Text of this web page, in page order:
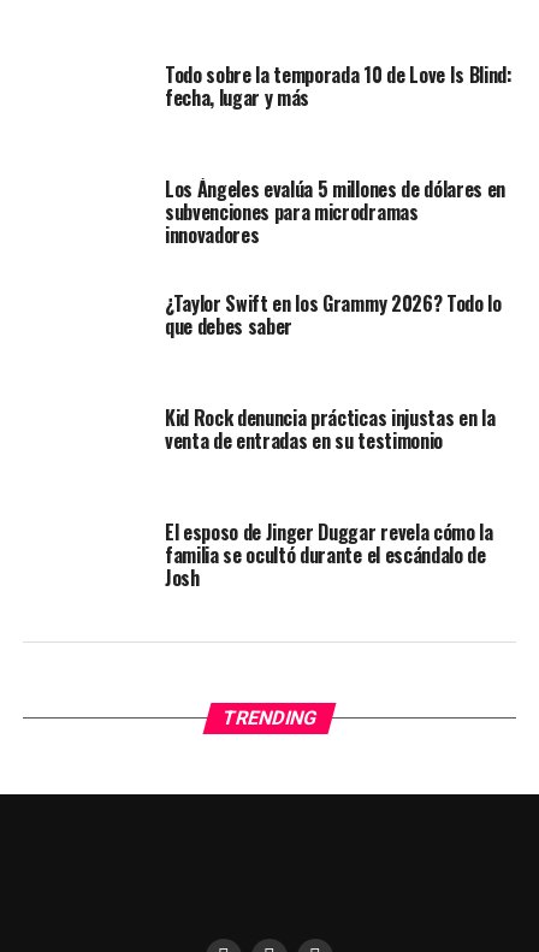
Todo sobre la temporada 10 de Love Is Blind:
fecha, lugar y más
Los Ángeles evalúa 5 millones de dólares en
subvenciones para microdramas
innovadores
¿Taylor Swift en los Grammy 2026? Todo lo
que debes saber
Kid Rock denuncia prácticas injustas en la
venta de entradas en su testimonio
El esposo de Jinger Duggar revela cómo la
familia se ocultó durante el escándalo de
Josh
TRENDING